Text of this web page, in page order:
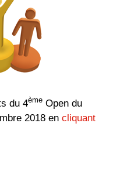
du 4ème Open du
2018 en cliquant